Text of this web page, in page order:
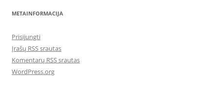
METAINFORMACIJA
Prisijungti
Įrašų RSS srautas
Komentarų RSS srautas
WordPress.org